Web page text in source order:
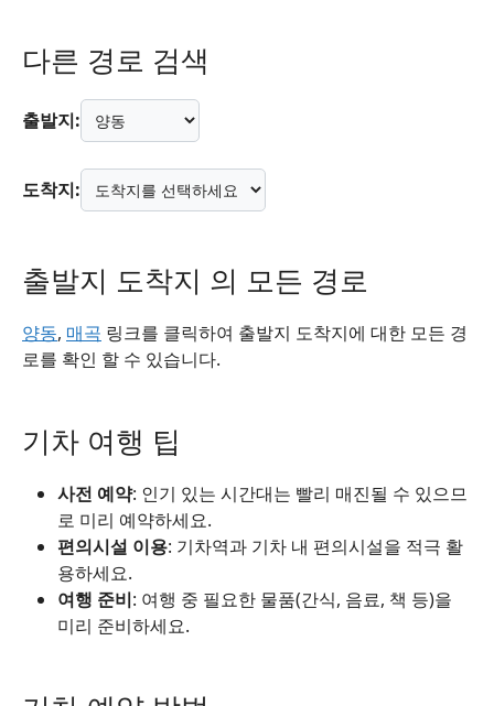
다른 경로 검색
출발지:
도착지:
출발지 도착지 의 모든 경로
양동, 매곡 링크를 클릭하여 출발지 도착지에 대한 모든 경
로를 확인 할 수 있습니다.
기차 여행 팁
사전 예약: 인기 있는 시간대는 빨리 매진될 수 있으므
로 미리 예약하세요.
편의시설 이용: 기차역과 기차 내 편의시설을 적극 활
용하세요.
여행 준비: 여행 중 필요한 물품(간식, 음료, 책 등)을
미리 준비하세요.